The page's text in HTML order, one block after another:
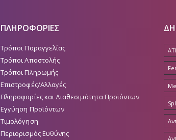
ΠΛΗΡΟΦΟΡΙΕΣ
Τρόποι Παραγγελίας
Τρόποι Αποστολής
Τρόποι Πληρωμής
Επιστροφές/Αλλαγές
Πληροφορίες και Διαθεσιμότητα Προϊόντων
Εγγύηση Προϊόντων
Τιμολόγηση
Περιορισμός Ευθύνης